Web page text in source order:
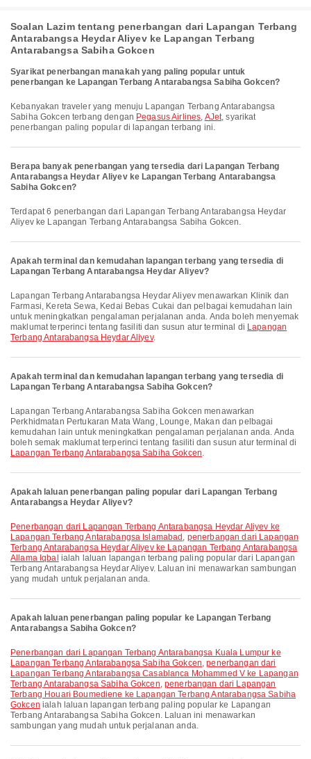
Soalan Lazim tentang penerbangan dari Lapangan Terbang
Antarabangsa Heydar Aliyev ke Lapangan Terbang
Antarabangsa Sabiha Gokcen
Syarikat penerbangan manakah yang paling popular untuk
penerbangan ke Lapangan Terbang Antarabangsa Sabiha Gokcen?
Kebanyakan traveler yang menuju Lapangan Terbang Antarabangsa
Sabiha Gokcen terbang dengan Pegasus Airlines, AJet, syarikat
penerbangan paling popular di lapangan terbang ini.
Berapa banyak penerbangan yang tersedia dari Lapangan Terbang
Antarabangsa Heydar Aliyev ke Lapangan Terbang Antarabangsa
Sabiha Gokcen?
Terdapat 6 penerbangan dari Lapangan Terbang Antarabangsa Heydar
Aliyev ke Lapangan Terbang Antarabangsa Sabiha Gokcen.
Apakah terminal dan kemudahan lapangan terbang yang tersedia di
Lapangan Terbang Antarabangsa Heydar Aliyev?
Lapangan Terbang Antarabangsa Heydar Aliyev menawarkan Klinik dan
Farmasi, Kereta Sewa, Kedai Bebas Cukai dan pelbagai kemudahan lain
untuk meningkatkan pengalaman perjalanan anda. Anda boleh menyemak
maklumat terperinci tentang fasiliti dan susun atur terminal di Lapangan
Terbang Antarabangsa Heydar Aliyev.
Apakah terminal dan kemudahan lapangan terbang yang tersedia di
Lapangan Terbang Antarabangsa Sabiha Gokcen?
Lapangan Terbang Antarabangsa Sabiha Gokcen menawarkan
Perkhidmatan Pertukaran Mata Wang, Lounge, Makan dan pelbagai
kemudahan lain untuk meningkatkan pengalaman perjalanan anda. Anda
boleh semak maklumat terperinci tentang fasiliti dan susun atur terminal di
Lapangan Terbang Antarabangsa Sabiha Gokcen.
Apakah laluan penerbangan paling popular dari Lapangan Terbang
Antarabangsa Heydar Aliyev?
penerbangan dari Lapangan Terbang Antarabangsa Heydar Aliyev ke
Lapangan Terbang Antarabangsa Islamabad , penerbangan dari Lapangan
Terbang Antarabangsa Heydar Aliyev ke Lapangan Terbang Antarabangsa
Allama Iqbal ialah laluan lapangan terbang paling popular dari Lapangan
Terbang Antarabangsa Heydar Aliyev. Laluan ini menawarkan sambungan
yang mudah untuk perjalanan anda.
Apakah laluan penerbangan paling popular ke Lapangan Terbang
Antarabangsa Sabiha Gokcen?
penerbangan dari Lapangan Terbang Antarabangsa Kuala Lumpur ke
Lapangan Terbang Antarabangsa Sabiha Gokcen,penerbangan dari
Lapangan Terbang Antarabangsa Casablanca Mohammed V ke Lapangan
Terbang Antarabangsa Sabiha Gokcen,penerbangan dari Lapangan
Terbang Houari Boumediene ke Lapangan Terbang Antarabangsa Sabiha
Gokcen ialah laluan lapangan terbang paling popular ke Lapangan
Terbang Antarabangsa Sabiha Gokcen. Laluan ini menawarkan
sambungan yang mudah untuk perjalanan anda.